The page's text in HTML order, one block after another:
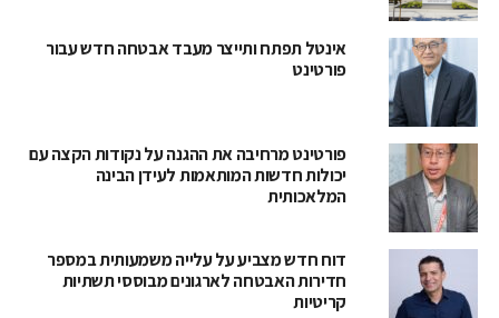
אינטל תפתח ותייצר מעבד אבטחה חדש עבור
פורטינט
פורטינט מרחיבה את ההגנה על נקודות הקצה עם
יכולות חדשות המותאמות לעידן הבינה
המלאכותית
דוח חדש מצביע על עלייה משמעותית במספר
חדירות האבטחה לארגונים מבוססי תשתיות
קריטיות